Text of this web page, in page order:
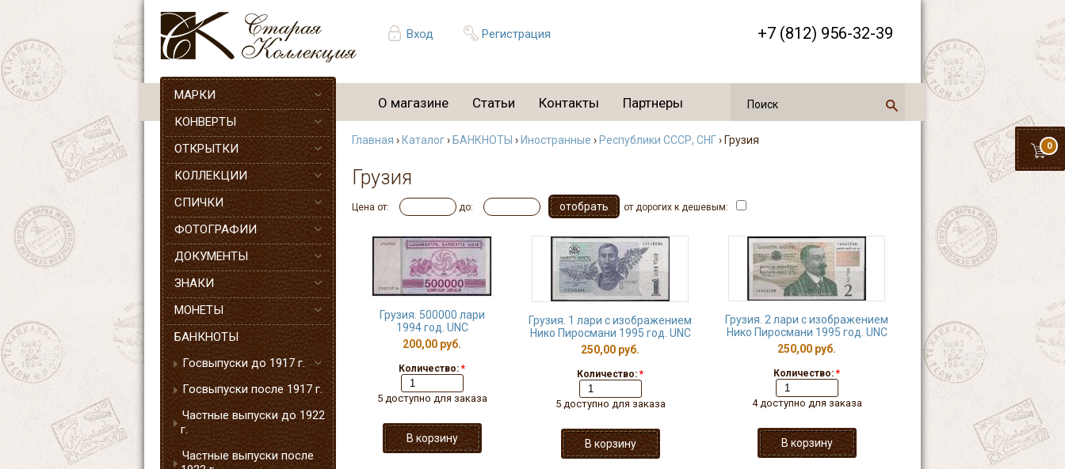
Вход Регистрация +7 (812) 956-32-39
0
О магазине Статьи Контакты Партнеры
МАРКИ
КОНВЕРТЫ
ОТКРЫТКИ
КОЛЛЕКЦИИ
СПИЧКИ
ФОТОГРАФИИ
ДОКУМЕНТЫ
ЗНАКИ
МОНЕТЫ
БАНКНОТЫ
Госвыпуски до 1917 г.
Госвыпуски после 1917 г.
Частные выпуски до 1922
г.
Частные выпуски после
Главная › Каталог› БАНКНОТЫ › Иностранные › Республики СССР, СНГ› Грузия
Грузия
Цена от: до: от дорогих к дешевым:
Грузия. 500000 лари
1994 год. UNC
200,00 руб.
Количество: *
5 доступно для заказа
Грузия. 1 лари с изображением
Нико Пиросмани 1995 год. UNC
250,00 руб.
Количество: *
5 доступно для заказа
Грузия. 2 лари с изображением
Нико Пиросмани 1995 год. UNC
250,00 руб.
Количество: *
4 доступно для заказа